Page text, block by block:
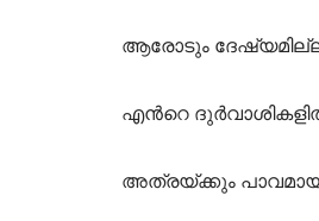
ആരോടും
എന്‍റെ ദുര്‍വാശികളില്‍
അത്രയ്ക്കും